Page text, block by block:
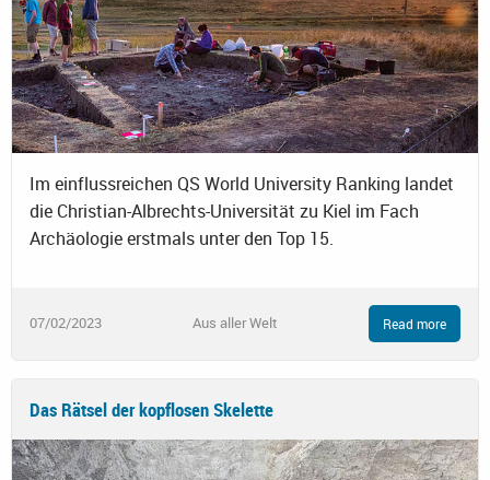
Im einflussreichen QS World University Ranking landet
die Christian-Albrechts-Universität zu Kiel im Fach
Archäologie erstmals unter den Top 15.
07/02/2023 Aus aller Welt Read more
Das Rätsel der kopflosen Skelette